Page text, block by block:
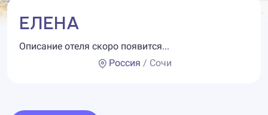
ЕЛЕНА
Описание отеля скоро появится...
Россия / Сочи